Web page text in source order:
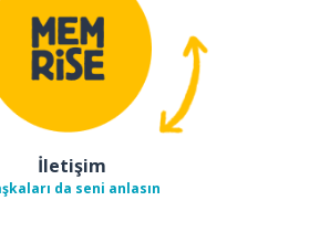
İletişim
da seni anlasın